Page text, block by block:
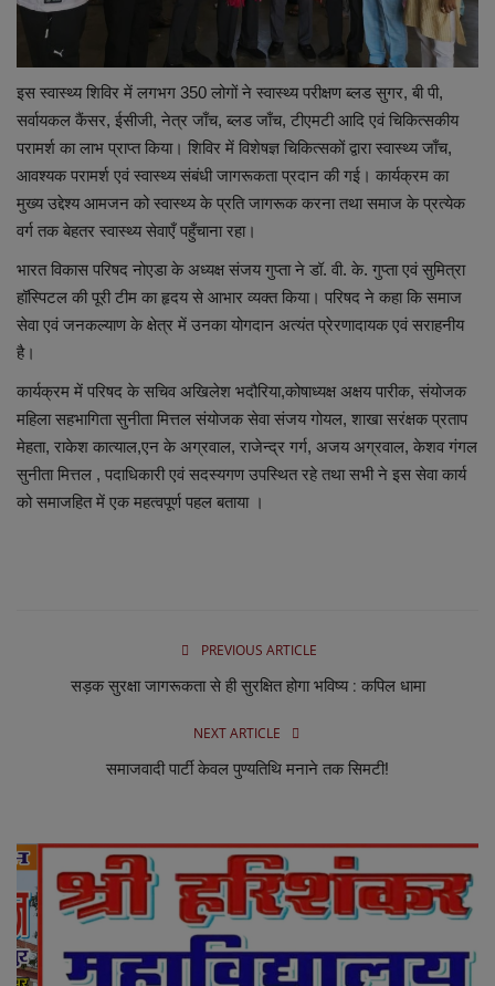
Our Team
Contact us :
About us
Advertise with us
इस स्वास्थ्य शिविर में लगभग 350 लोगों ने स्वास्थ्य परीक्षण ब्लड सुगर, बी पी,
सर्वायकल कैंसर, ईसीजी, नेत्र जाँच, ब्लड जाँच, टीएमटी आदि एवं चिकित्सकीय
परामर्श का लाभ प्राप्त किया। शिविर में विशेषज्ञ चिकित्सकों द्वारा स्वास्थ्य जाँच,
आवश्यक परामर्श एवं स्वास्थ्य संबंधी जागरूकता प्रदान की गई। कार्यक्रम का
मुख्य उद्देश्य आमजन को स्वास्थ्य के प्रति जागरूक करना तथा समाज के प्रत्येक
वर्ग तक बेहतर स्वास्थ्य सेवाएँ पहुँचाना रहा।
भारत विकास परिषद नोएडा के अध्यक्ष संजय गुप्ता ने डॉ. वी. के. गुप्ता एवं सुमित्रा
हॉस्पिटल की पूरी टीम का हृदय से आभार व्यक्त किया। परिषद ने कहा कि समाज
सेवा एवं जनकल्याण के क्षेत्र में उनका योगदान अत्यंत प्रेरणादायक एवं सराहनीय
है।
कार्यक्रम में परिषद के सचिव अखिलेश भदौरिया,कोषाध्यक्ष अक्षय पारीक, संयोजक
महिला सहभागिता सुनीता मित्तल संयोजक सेवा संजय गोयल, शाखा सरंक्षक प्रताप
मेहता, राकेश कात्याल,एन के अग्रवाल, राजेन्द्र गर्ग, अजय अग्रवाल, केशव गंगल
सुनीता मित्तल , पदाधिकारी एवं सदस्यगण उपस्थित रहे तथा सभी ने इस सेवा कार्य
को समाजहित में एक महत्वपूर्ण पहल बताया ।
PREVIOUS ARTICLE
सड़क सुरक्षा जागरूकता से ही सुरक्षित होगा भविष्य : कपिल धामा
NEXT ARTICLE
समाजवादी पार्टी केवल पुण्यतिथि मनाने तक सिमटी!